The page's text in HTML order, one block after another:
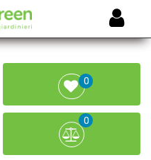
0
0